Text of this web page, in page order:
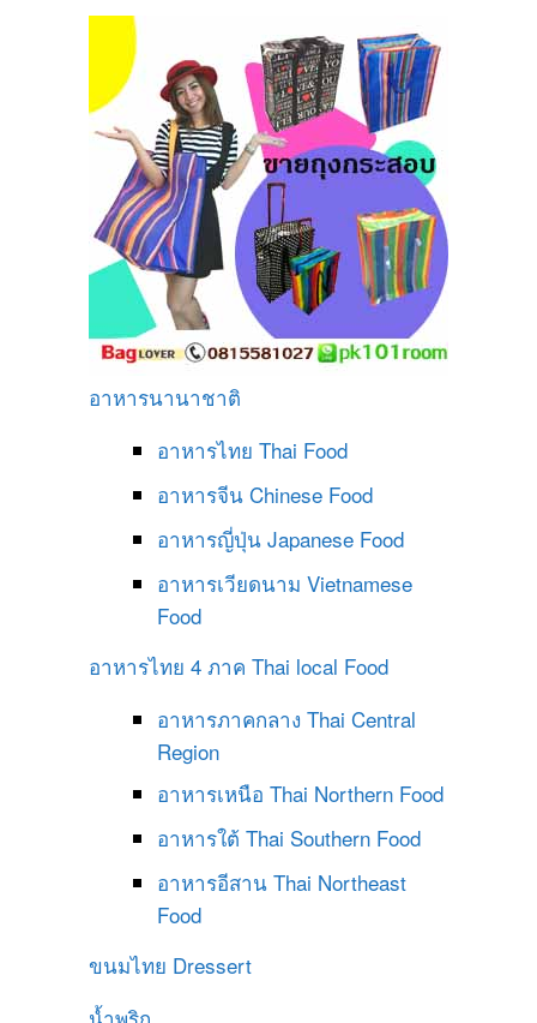
อาหารนานาชาติ
อาหารไทย Thai Food
อาหารจีน Chinese Food
อาหารญี่ปุ่น Japanese Food
อาหารเวียดนาม Vietnamese
Food
อาหารไทย 4 ภาค Thai local Food
อาหารภาคกลาง Thai Central
Region
อาหารเหนือ Thai Northern Food
อาหารใต้ Thai Southern Food
อาหารอีสาน Thai Northeast
Food
ขนมไทย Dressert